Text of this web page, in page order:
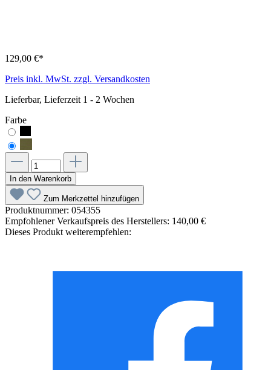
129,00 €*
Preis inkl. MwSt. zzgl. Versandkosten
Lieferbar, Lieferzeit 1 - 2 Wochen
Farbe
In den Warenkorb
Zum Merkzettel hinzufügen
Produktnummer: 054355
Empfohlener Verkaufspreis des Herstellers: 140,00 €
Dieses Produkt weiterempfehlen: